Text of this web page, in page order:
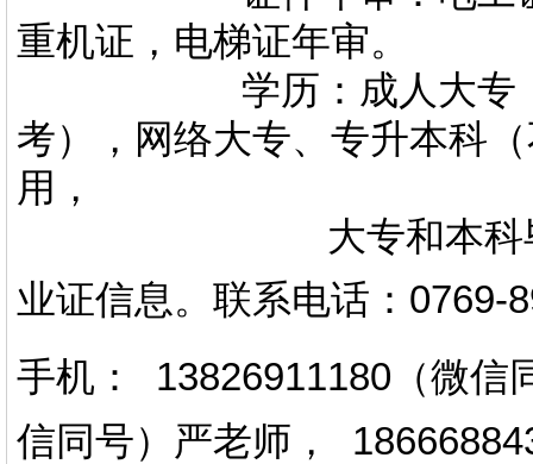
重机证，电梯证年审。
学历：成人大专，专
考），网络大专、专升本科
用，
大专和本科毕业证
业证信息。 联系电话 ： 0769-
手机： 13826911180（微信
信同号）严老师 ，